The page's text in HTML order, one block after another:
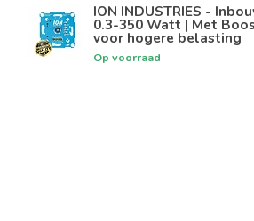
ION INDUSTRIES -
0.3-350 Watt | Met
voor hogere belasting
Op voorraad